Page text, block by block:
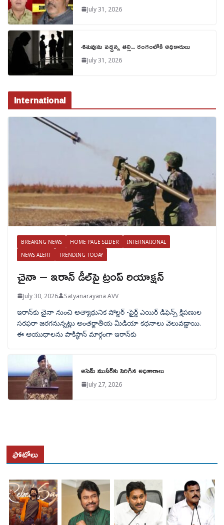
July 31, 2026
శిశువును వద్దన్న తల్లి.. రంగంలోకి అధికారులు
July 31, 2026
International
BREAKING NEWS HOME PAGE SLIDER
INTERNATIONAL
NEWS ALERT
TRENDING TODAY
చైనా – ఇరాన్ డీల్‌పై ట్రంప్ రియాక్షన్
July 30, 2026 Satyanarayana AVV
ఇరాన్‌కు చైనా నుంచి అత్యాధునిక షోల్డర్‌ -ఫైర్డ్ ఎయిర్ డిఫెన్స్ క్షిపణుల
సరఫరా జరగనున్నట్లు అంతర్జాతీయ మీడియా కథనాలు వెలువడ్డాయి.
ఈ ఆయుధాలను పాకిస్థాన్‌ మార్గంగా ఇరాన్‌కు
అసిమ్ మునీర్‌కు పెరిగిన అధికారాలు
July 27, 2026
ఫోటోలు